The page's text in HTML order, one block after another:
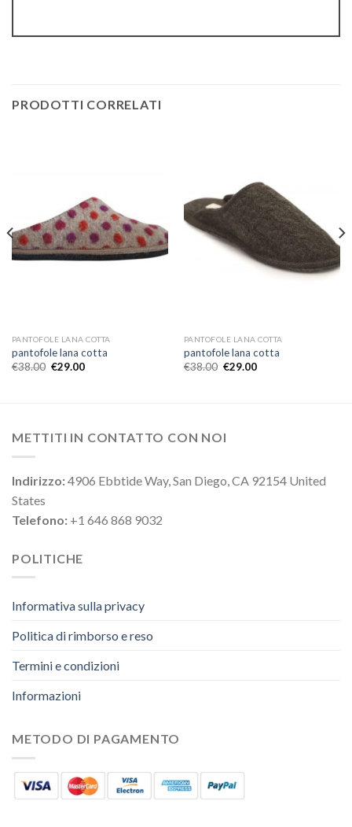
PRODOTTI CORRELATI
PANTOFOLE LANA COTTA
pantofole lana cotta
€38.00 €29.00
PANTOFOLE LANA COTTA
pantofole lana cotta
€38.00 €29.00
METTITI IN CONTATTO CON NOI
Indirizzo:4906 Ebbtide Way, San Diego, CA 92154 United
States
Telefono: +1 646 868 9032
POLITICHE
Informativa sulla privacy
Politica di rimborso e reso
Termini e condizioni
Informazioni
METODO DI PAGAMENTO